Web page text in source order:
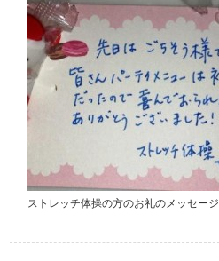
ストレッチ体操の方のお礼のメッセージ